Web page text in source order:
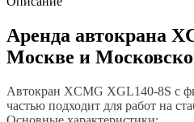
Аренда автокрана
Москве и
Автокран XCMG XGL140-8S с
частью подходит для работ на